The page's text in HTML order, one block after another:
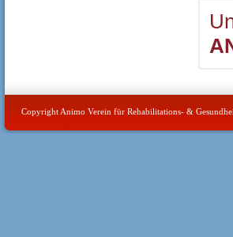
Copyright Animo Verein für Rehabilitations- &